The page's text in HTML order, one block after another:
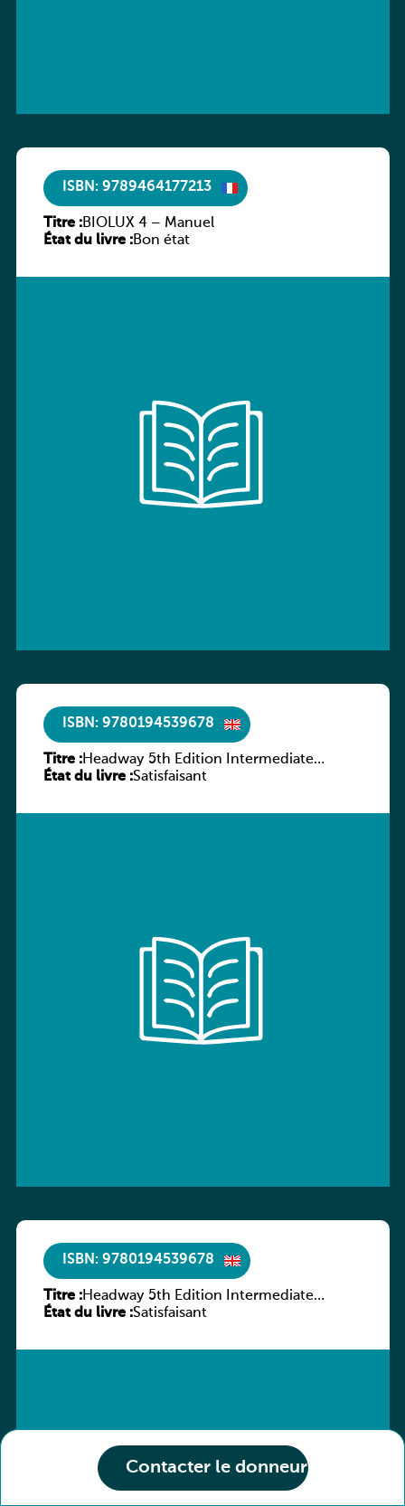
Contacter le donneur
ISBN: 9789464177213
Titre :BIOLUX 4 – Manuel
État du livre :Bon état
ISBN: 9780194539678
Titre :Headway 5th Edition Intermediate
Workbook without key
État du livre :Satisfaisant
ISBN: 9780194539678
Titre :Headway 5th Edition Intermediate
Workbook without key
État du livre :Satisfaisant